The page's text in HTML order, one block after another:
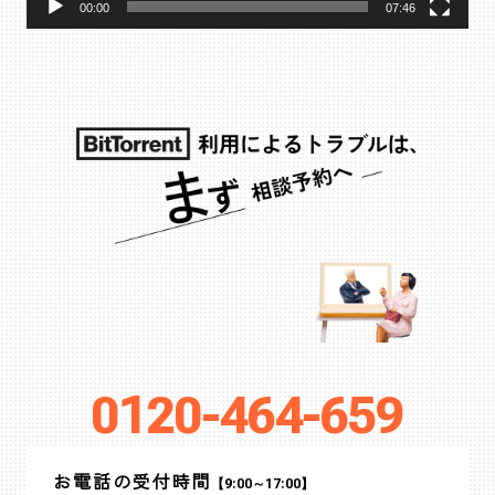
00:00 07:46
0120-464-659
お電話の受付時間 【9:00～17:00】